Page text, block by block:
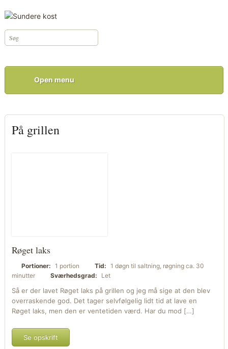
Open menu
På grillen
Røget laks
Portioner: 1 portion Tid: 1 døgn til saltning, røgning ca. 30
minutter
Sværhedsgrad: Let
Så er der lavet Røget laks på grillen og jeg må sige at den blev
overraskende god. Det tager selvfølgelig lidt tid at lave en
Røget laks, men den er ventetiden værd. Har du mod […]
Se opskrift